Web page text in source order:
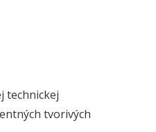
technickej
tvorivých